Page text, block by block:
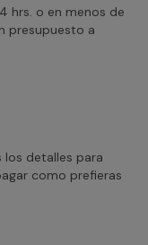
hrs. o en menos de
presupuesto a
detalles para
como prefieras